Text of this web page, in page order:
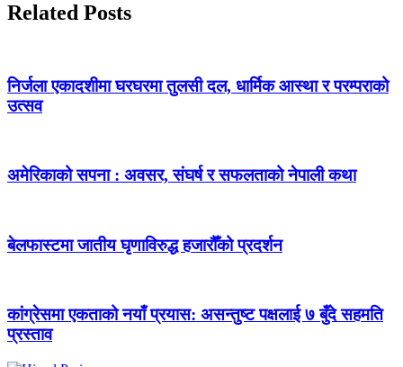
Related Posts
निर्जला एकादशीमा घरघरमा तुलसी दल, धार्मिक आस्था र परम्पराको
उत्सव
अमेरिकाको सपना : अवसर, संघर्ष र सफलताको नेपाली कथा
बेलफास्टमा जातीय घृणाविरुद्ध हजारौँको प्रदर्शन
कांग्रेसमा एकताको नयाँ प्रयास: असन्तुष्ट पक्षलाई ७ बुँदे सहमति
प्रस्ताव